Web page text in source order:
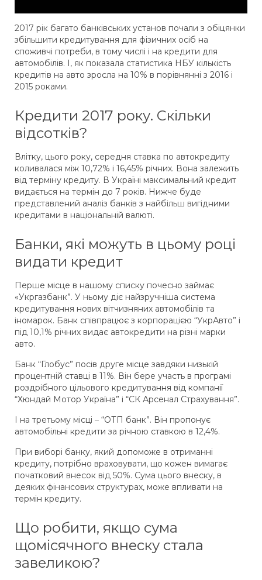
2017 рік багато банківських установ почали з обіцянки
збільшити кредитування для фізичних осіб на
споживчі потреби, в тому числі і на кредити для
автомобілів. І, як показала статистика НБУ кількість
кредитів на авто зросла на 10% в порівнянні з 2016 і
2015 роками.
Кредити 2017 року. Скільки
відсотків?
Влітку, цього року, середня ставка по автокредиту
коливалася між 10,72% і 16,45% річних. Вона залежить
від терміну кредиту. В Україні максимальний кредит
видається на термін до 7 років. Нижче буде
представлений аналіз банків з найбільш вигідними
кредитами в національній валюті.
Банки, які можуть в цьому році
видати кредит
Перше місце в нашому списку почесно займає
«Укргазбанк”. У ньому діє найзручніша система
кредитування нових вітчизняних автомобілів та
іномарок. Банк співпрацює з корпорацією “УкрАвто” і
під 10,1% річних видає автокредити на різні марки
авто.
Банк “Глобус” посів друге місце завдяки низькій
процентній ставці в 11%. Він бере участь в програмі
роздрібного цільового кредитування від компанії
“Хюндай Мотор Україна” і “СК Арсенал Страхування”.
І на третьому місці – “ОТП банк”. Він пропонує
автомобільні кредити за річною ставкою в 12,4%.
При виборі банку, який допоможе в отриманні
кредиту, потрібно враховувати, що кожен вимагає
початковий внесок від 50%. Сума цього внеску, в
деяких фінансових структурах, може впливати на
термін кредиту.
Що робити, якщо сума
щомісячного внеску стала
завеликою?